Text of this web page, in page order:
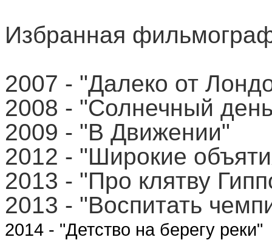
Избранная
2007 - "Далеко от
2008 - "Солнечный
2009 - "В Движении"
2012 - "Широкие
2013 - "Про клятву
2013 - "Воспитать
2014 - "Детство на берегу реки"